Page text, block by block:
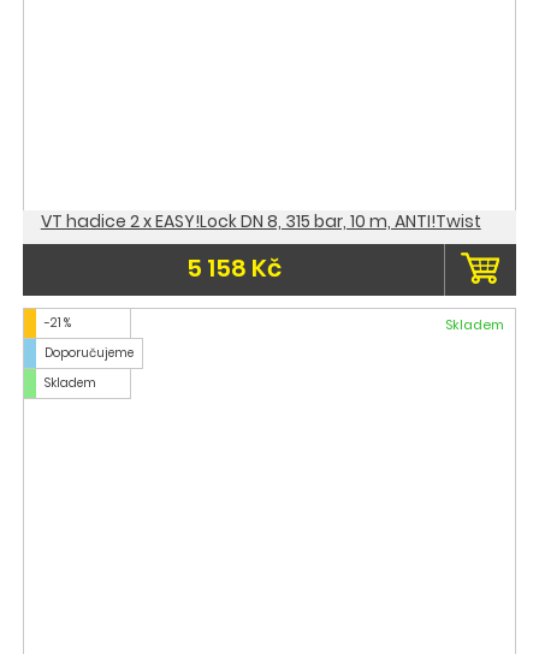
VT hadice 2 x EASY!Lock DN 8, 315 bar, 10 m, ANTI!Twist
5 158 Kč
-21 %
Doporučujeme
Skladem
Skladem